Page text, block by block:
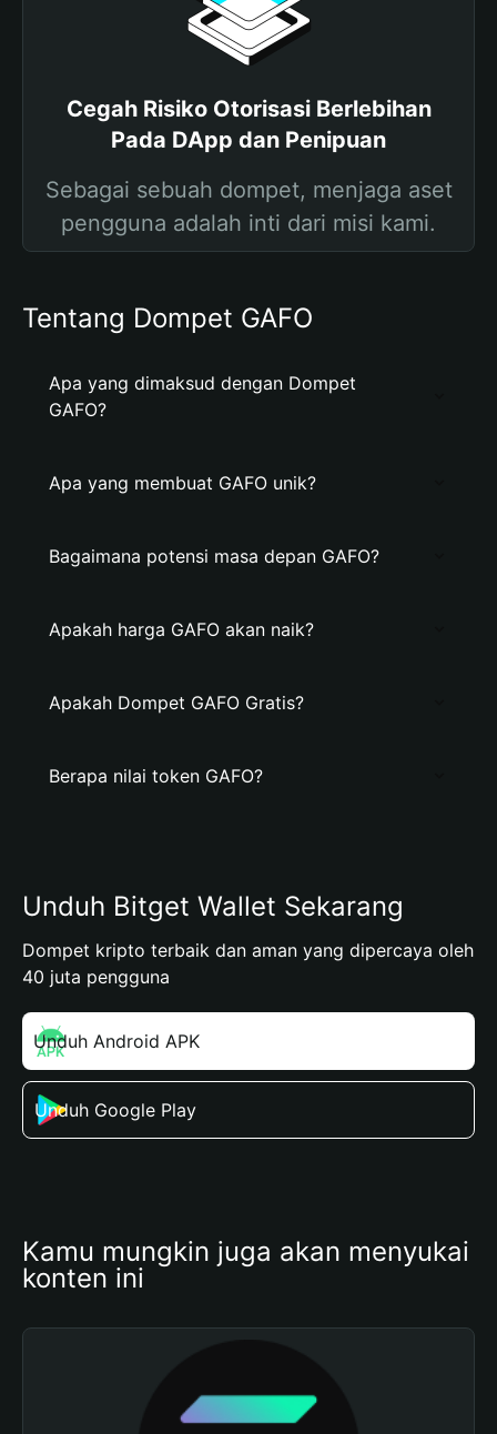
Cegah Risiko Otorisasi Berlebihan
Pada DApp dan Penipuan
Sebagai sebuah dompet, menjaga aset
pengguna adalah inti dari misi kami.
Tentang Dompet GAFO
Apa yang dimaksud dengan Dompet
GAFO?
Apa yang membuat GAFO unik?
Bagaimana potensi masa depan GAFO?
Apakah harga GAFO akan naik?
Apakah Dompet GAFO Gratis?
Berapa nilai token GAFO?
Unduh Bitget Wallet Sekarang
Dompet kripto terbaik dan aman yang dipercaya oleh
40 juta pengguna
Unduh Android APK
Unduh Google Play
Kamu mungkin juga akan menyukai
konten ini